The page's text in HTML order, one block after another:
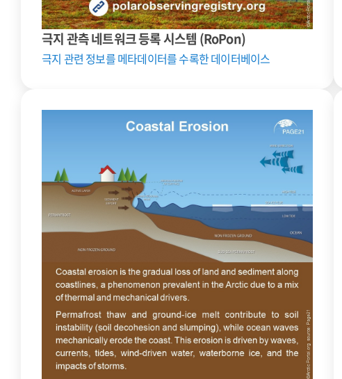
극지 관측 네트워크 등록 시스템 (RoPon)
극지 관련 정보를 메타데이터를 수록한 데이터베이스